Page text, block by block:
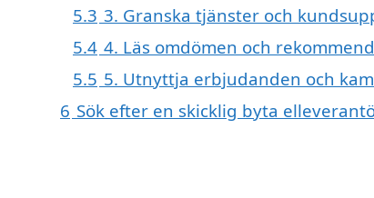
5.3 3. Granska tjänster och
5.4 4. Läs omdömen och
5.5 5. Utnyttja erbjudanden och
6 Sök efter en skicklig byta